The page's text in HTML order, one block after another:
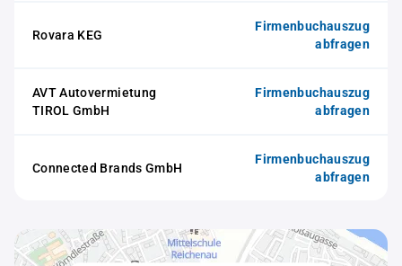
Rovara KEG
Firmenbuchauszug
abfragen
AVT Autovermietung
TIROL GmbH
Firmenbuchauszug
abfragen
Connected Brands GmbH
Firmenbuchauszug
abfragen